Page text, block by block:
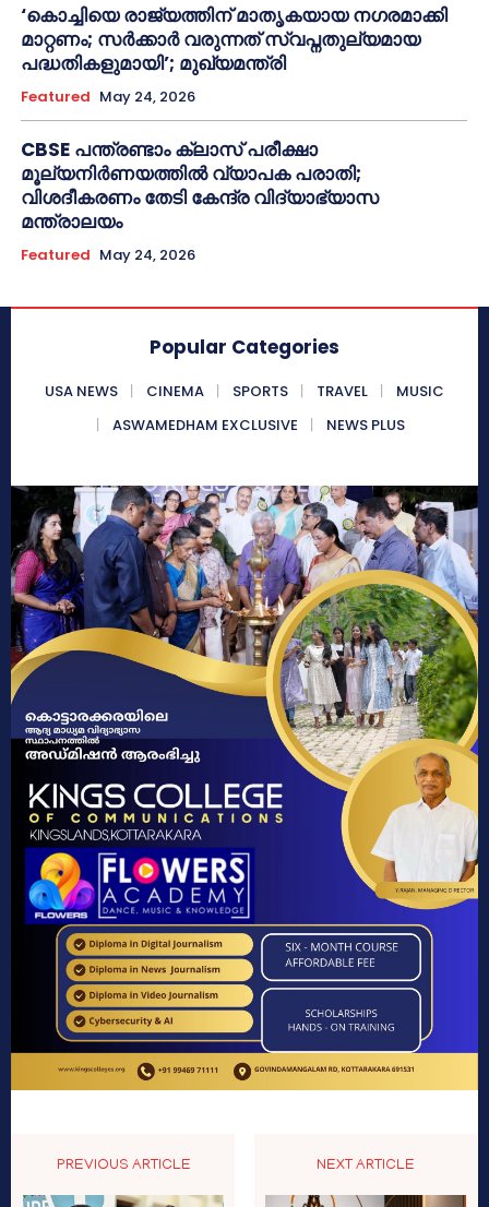
‘കൊച്ചിയെ രാജ്യത്തിന് മാതൃകയായ നഗരമാക്കി
മാറ്റണം; സർക്കാർ വരുന്നത് സ്വപ്നതുല്യമായ
പദ്ധതികളുമായി’; മുഖ്യമന്ത്രി
Featured May 24, 2026
CBSE പന്ത്രണ്ടാം ക്ലാസ് പരീക്ഷാ
മൂല്യനിർണയത്തിൽ വ്യാപക പരാതി;
വിശദീകരണം തേടി കേന്ദ്ര വിദ്യാഭ്യാസ
മന്ത്രാലയം
Featured May 24, 2026
Popular Categories
USA NEWS CINEMA SPORTS TRAVEL
MUSIC
ASWAMEDHAM EXCLUSIVE
NEWS PLUS
PREVIOUS ARTICLE NEXT ARTICLE